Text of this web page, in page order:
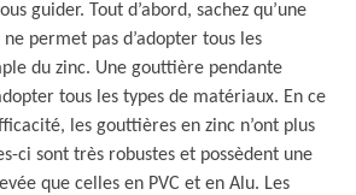
guider. Tout d’abord, sachez qu’une
permet pas d’adopter tous les
du zinc. Une gouttière pendante
tous les types de matériaux. En ce
les gouttières en zinc n’ont plus
ci sont très robustes et possèdent une
que celles en PVC et en Alu. Les